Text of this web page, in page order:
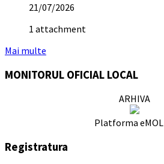
21/07/2026
1 attachment
Mai multe
MONITORUL OFICIAL LOCAL
ARHIVA
Platforma eMOL
Registratura